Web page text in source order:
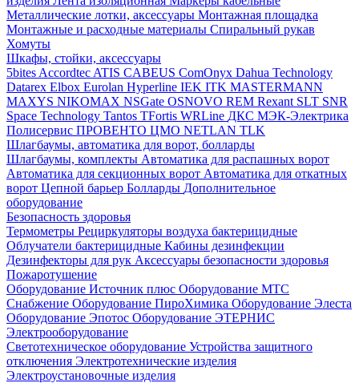
Металлические лотки, аксессуары Монтажная площадка
Монтажные и расходные материалы Спиральный рукав
Хомуты
Шкафы, стойки, аксессуары
5bites Accordtec ATIS CABEUS ComOnyx Dahua Technology
Datarex Elbox Eurolan Hyperline IEK ITK MASTERMANN
MAXYS NIKOMAX NSGate OSNOVO REM Rexant SLT SNR
Space Technology Tantos TFortis WRLine ДКС МЭК-Электрика
Полисервис ПРОВЕНТО ЦМО NETLAN TLK
Шлагбаумы, автоматика для ворот, болларды
Шлагбаумы, комплекты Автоматика для распашных ворот
Автоматика для секционных ворот Автоматика для откатных
ворот Цепной барьер Болларды Дополнительное
оборудование
Безопасность здоровья
Термометры Рециркуляторы воздуха бактерицидные
Облучатели бактерицидные Кабины дезинфекции
Дезинфекторы для рук Аксессуары безопасности здоровья
Пожаротушение
Оборудование Источник плюс Оборудование МТС
Снабжение Оборудование ПироХимика Оборудование Элеста
Оборудование Эпотос Оборудование ЭТЕРНИС
Электрооборудование
Светотехническое оборудование Устройства защитного
отключения Электротехнические изделия
Электроустановочные изделия